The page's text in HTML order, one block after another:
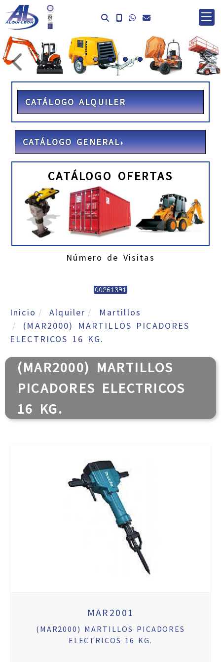
prev
CATÁLOGO ALQUILER
CATÁLOGO GENERAL
CATÁLOGO OFERTAS
Número de Visitas
Inicio Alquiler
Martillos
(MAR2000) MARTILLOS PICADORES
ELECTRICOS 16 KG.
(MAR2000) MARTILLOS
PICADORES ELECTRICOS
16 KG.
MAR2001
(MAR2000) MARTILLOS PICADORES
ELECTRICOS 16 KG.